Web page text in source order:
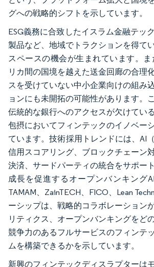
グへの戦略的シフトを示しています。
ESG義務に合致したイスラム金融テッ
製品など、地域でトラクションを得て
スペースの機会が生まれています。
リカ間の国境を越えた送金回廊の合理
スを受けていない中小企業向けの組み
ョンにも未開拓の可能性があります。
伝統的な銀行へのアクセスが欠けてい
包摂においてフィンテックのイノベー
ています。技術採用トレンドには、AI
信用スコアリング、ブロックチェーン
決済、サードパーティの統合をサポー
成長を促進するオープンバンキング
TAMAM、ZainTECH、FICO、Lean
ーシップは、戦略的コラボレーション
リティクス、オープンバンキングをど
競争力のあるフルサービスのフィンテ
ムを構築できるかを示しています。
新興のフィンテックディスラプターは